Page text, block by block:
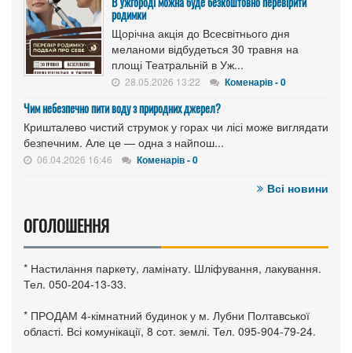
родимки
Щорічна акція до Всесвітнього дня
меланоми відбудеться 30 травня на
площі Театральній в Уж...
28.05.2026 13:22 Коменарів - 0
Чим небезпечно пити воду з природних джерел?
Кришталево чистий струмок у горах чи лісі може виглядати
безпечним. Але це — одна з найпош...
06.04.2026 16:46 Коменарів - 0
Всі новини
ОГОЛОШЕННЯ
* Настилання паркету, ламінату. Шліфування, лакування.
Тел. 050-204-13-33.
* ПРОДАМ 4-кімнатний будинок у м. Лубни Полтавської
області. Всі комунікації, 8 сот. землі. Тел. 095-904-79-24.